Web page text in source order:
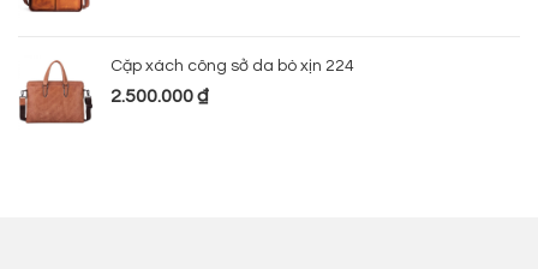
Cặp xách công sở da bò xịn 224
2.500.000₫